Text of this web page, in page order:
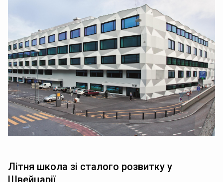
Літня школа зі сталого розвитку у
Швейцарії